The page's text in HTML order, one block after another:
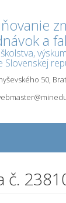
a
Slovenskej
50,
č.